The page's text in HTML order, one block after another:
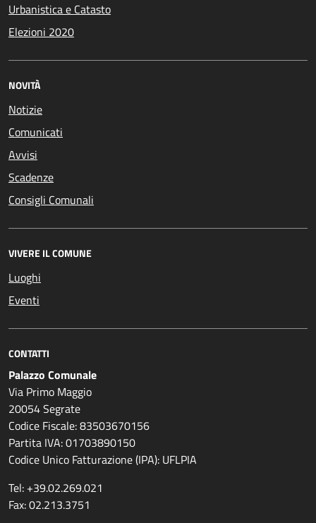
Urbanistica e Catasto
Elezioni 2020
NOVITÀ
Notizie
Comunicati
Avvisi
Scadenze
Consigli Comunali
VIVERE IL COMUNE
Luoghi
Eventi
CONTATTI
Palazzo Comunale
Via Primo Maggio
20054 Segrate
Codice Fiscale: 83503670156
Partita IVA: 01703890150
Codice Unico Fatturazione (IPA): UFLPIA
Tel: +39.02.269.021
Fax: 02.213.3751